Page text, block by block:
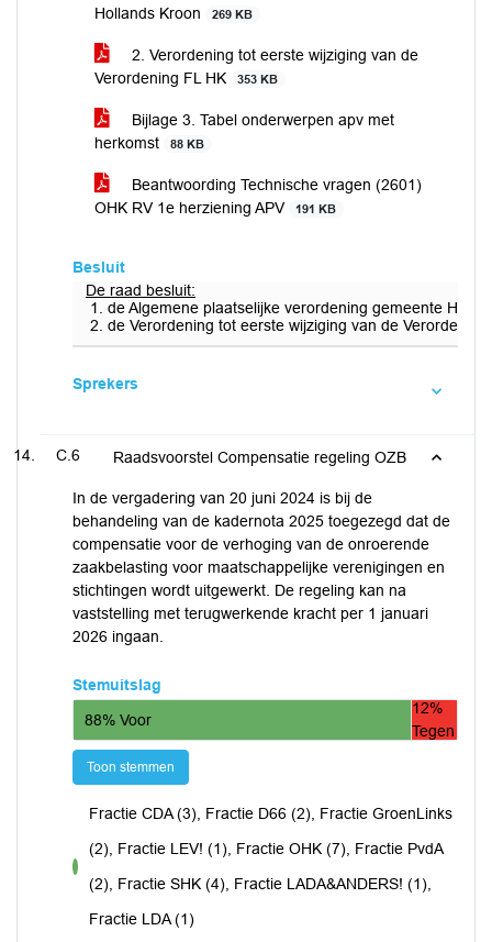
Hollands Kroon
269 KB
2. Verordening tot eerste wijziging van de
Verordening FL HK
353 KB
Bijlage 3. Tabel onderwerpen apv met
herkomst
88 KB
Beantwoording Technische vragen (2601)
OHK RV 1e herziening APV
191 KB
Besluit
De raad besluit:
de Algemene plaatselijke verordening gemeente
de Verordening tot eerste wijziging van de
Sprekers
C.6 Raadsvoorstel Compensatie regeling OZB
In de vergadering van 20 juni 2024 is bij de
behandeling van de kadernota 2025 toegezegd dat de
compensatie voor de verhoging van de onroerende
zaakbelasting voor maatschappelijke verenigingen en
stichtingen wordt uitgewerkt. De regeling kan na
vaststelling met terugwerkende kracht per 1 januari
2026 ingaan.
Stemuitslag
88% Voor
12%
Tegen
Toon stemmen
voor
Fractie CDA (3), Fractie D66 (2), Fractie GroenLinks
(2), Fractie LEV! (1), Fractie OHK (7), Fractie PvdA
(2), Fractie SHK (4), Fractie LADA&ANDERS! (1),
Fractie LDA (1)